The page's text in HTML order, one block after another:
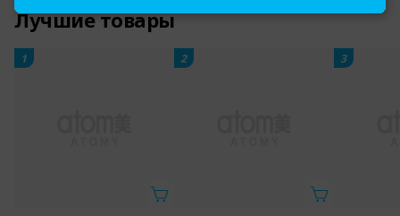
Лучшие товары
1 2 3